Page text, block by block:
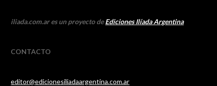
iliada.com.ar es un proyecto deEdiciones Ilíada Argentina
CONTACTO
editor@edicionesiliadaargentina.com.ar